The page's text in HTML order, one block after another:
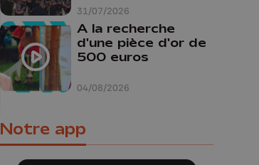
31/07/2026
04/08/2026
A la recherche
d'une pièce d'or de
500 euros
Notre app